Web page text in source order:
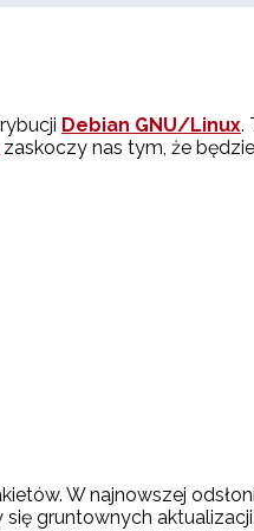
Debian GNU/Linux.
zaskoczy nas tym, że
W najnowszej
gruntownych aktualizacji.